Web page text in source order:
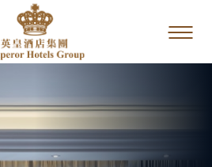
我們的品牌
推廣優惠